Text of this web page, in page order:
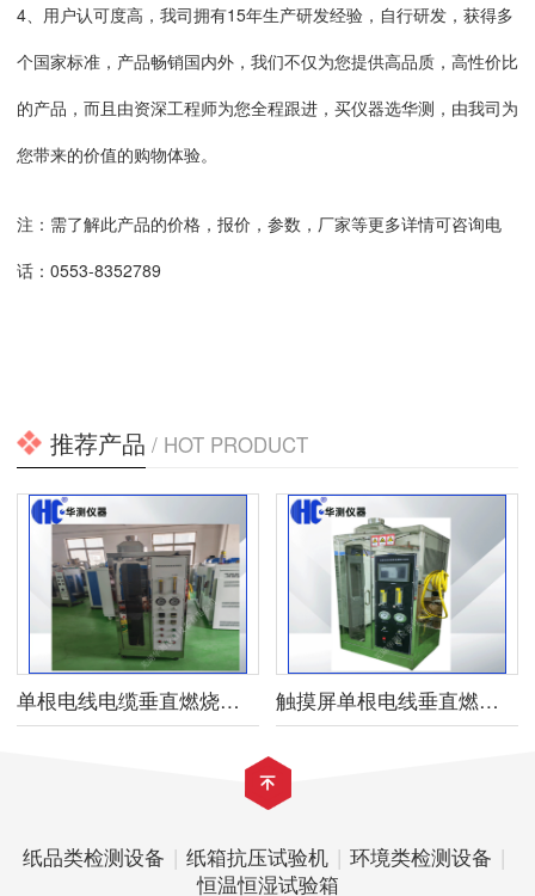
4、用户认可度高，我司拥有15年生产研发经验，自行研发，获得多
个国家标准，产品畅销国内外，我们不仅为您提供高品质，高性价比
的产品，而且由资深工程师为您全程跟进，买仪器选华测，由我司为
您带来的价值的购物体验。
注：需了解此产品的价格，报价，参数，厂家等更多详情可咨询电
话：0553-8352789
推荐产品 / HOT PRODUCT
单根电线电缆垂直燃烧试验机 触摸屏单根电线垂直燃烧试验箱
纸品类检测设备 | 纸箱抗压试验机 | 环境类检测设备 |
恒温恒湿试验箱